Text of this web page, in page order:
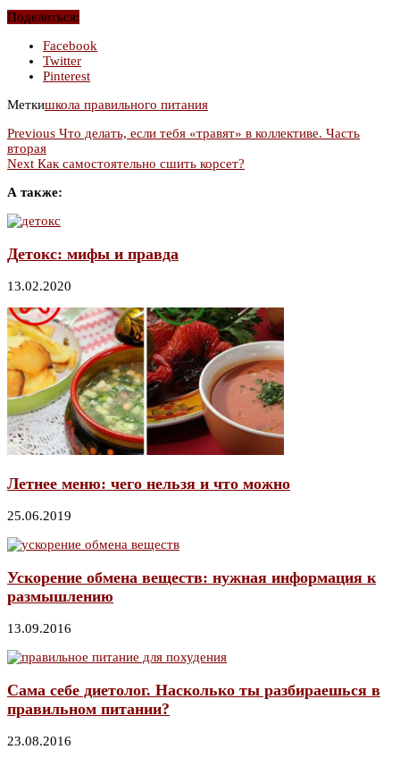
Поделиться:
Facebook
Twitter
Pinterest
Меткишкола правильного питания
Previous Что делать, если тебя «травят» в коллективе. Часть
вторая
Next Как самостоятельно сшить корсет?
А также:
Детокс: мифы и правда
13.02.2020
Летнее меню: чего нельзя и что можно
25.06.2019
Ускорение обмена веществ: нужная информация к
размышлению
13.09.2016
Сама себе диетолог. Насколько ты разбираешься в
правильном питании?
23.08.2016